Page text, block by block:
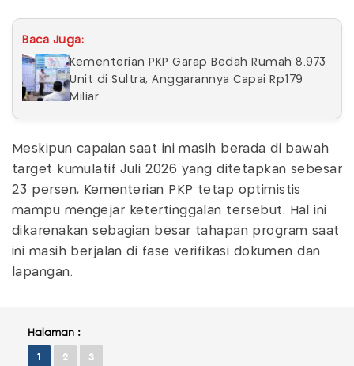
Baca Juga:
Kementerian PKP Garap Bedah Rumah 8.973
Unit di Sultra, Anggarannya Capai Rp179
Miliar
Meskipun capaian saat ini masih berada di bawah
target kumulatif Juli 2026 yang ditetapkan sebesar
23 persen, Kementerian PKP tetap optimistis
mampu mengejar ketertinggalan tersebut. Hal ini
dikarenakan sebagian besar tahapan program saat
ini masih berjalan di fase verifikasi dokumen dan
lapangan.
Halaman :
1 2 3